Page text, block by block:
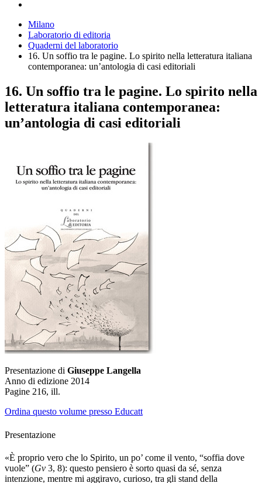
Milano
Laboratorio di editoria
Quaderni del laboratorio
16. Un soffio tra le pagine. Lo spirito nella letteratura italiana
contemporanea: un’antologia di casi editoriali
16. Un soffio tra le pagine. Lo spirito nella
letteratura italiana contemporanea:
un’antologia di casi editoriali
Presentazione di Giuseppe Langella
Anno di edizione 2014
Pagine 216, ill.
Ordina questo volume presso Educatt
Presentazione
«È proprio vero che lo Spirito, un po’ come il vento, “soffia dove
vuole” (Gv 3, 8): questo pensiero è sorto quasi da sé, senza
intenzione, mentre mi aggiravo, curioso, tra gli stand della